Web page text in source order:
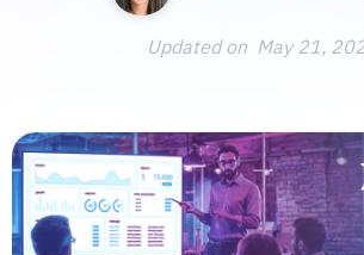
Updated on May 21,